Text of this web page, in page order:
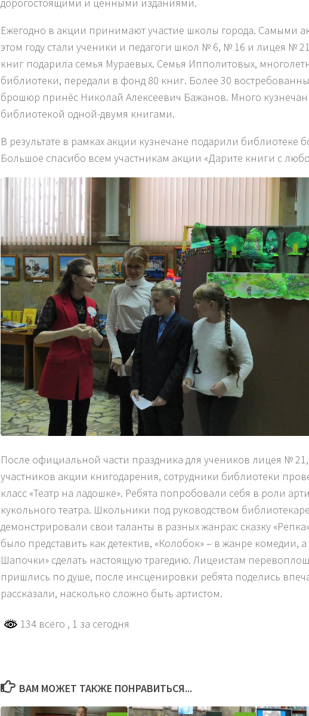
дорогостоящими и ценными изданиями.
Ежегодно в акции принимают участие школы города. Самыми
этом году стали ученики и педагоги школ № 6, № 16 и лицея №
книг подарила семья Мураевых. Семья Ипполитовых,
библиотеки, передали в фонд 80 книг. Более 30
брошюр принёс Николай Алексеевич Бажанов. Много
библиотекой одной-двумя книгами.
В результате в рамках акции кузнечане подарили библиотеке
Большое спасибо всем участникам акции «Дарите книги с
После официальной части праздника для учеников лицея №
участников акции книгодарения, сотрудники библиотеки
класс «Театр на ладошке». Ребята попробовали себя в роли
кукольного театра. Школьники под руководством
демонстрировали свои таланты в разных жанрах: сказку
было представить как детектив, «Колобок» – в жанре комедии,
Шапочки» сделать настоящую трагедию. Лицеистам
пришлись по душе, после инсценировки ребята поделись
рассказали, насколько сложно быть артистом.
134 всего , 1 за сегодня
ВАМ МОЖЕТ ТАКЖЕ ПОНРАВИТЬСЯ...